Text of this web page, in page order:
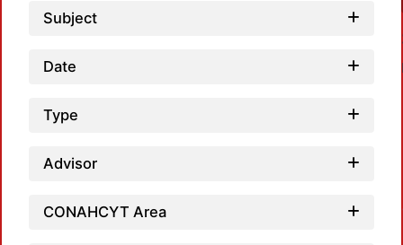
Subject
Date
Type
Advisor
CONAHCYT Area